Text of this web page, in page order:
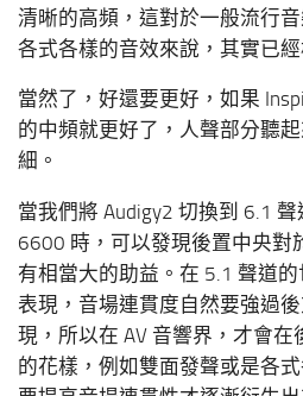
清晰的高頻，這對於一般流行
各式各樣的音效來說，其實已經
當然了，好還要更好，如果
的中頻就更好了，人聲部分聽
細。
當我們將 Audigy2 切換到 6.1
6600 時，可以發現後置中央對
有相當大的助益。在 5.1 聲道
表現，音場連貫度自然要強過
現，所以在 AV 音響界，才會
的花樣，例如雙面發聲或是各